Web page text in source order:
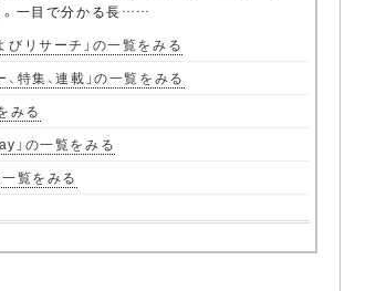
。一目で分かる長……
びリサーチ」の一覧をみる
、特集、連載」の一覧をみる
みる
」の一覧をみる
一覧をみる